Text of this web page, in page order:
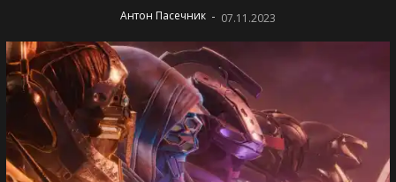
Антон Пасечник - 07.11.2023